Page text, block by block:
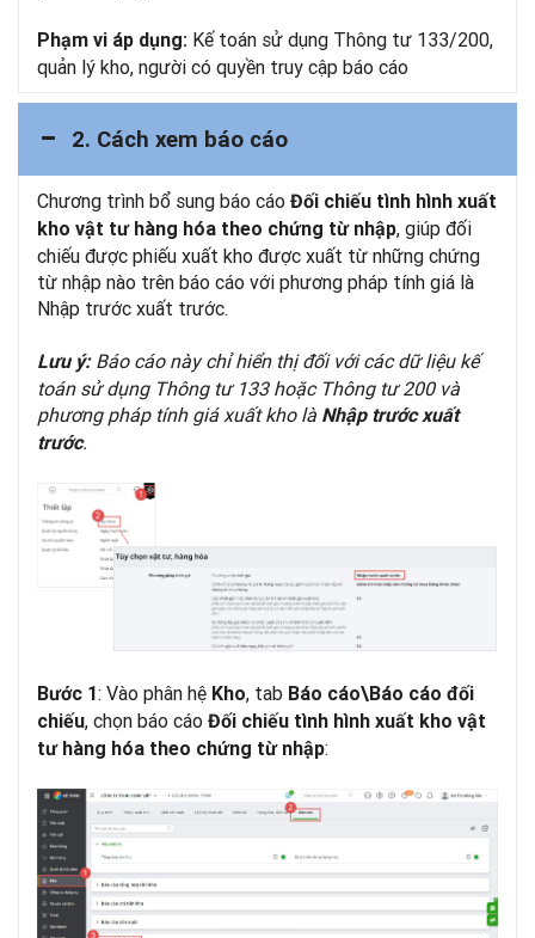
Phạm vi áp dụng: Kế toán sử dụng Thông tư 133/200,
quản lý kho, người có quyền truy cập báo cáo
2. Cách xem báo cáo
Chương trình bổ sung báo cáo Đối chiếu tình hình xuất
kho vật tư hàng hóa theo chứng từ nhập, giúp đối
chiếu được phiếu xuất kho được xuất từ những chứng
từ nhập nào trên báo cáo với phương pháp tính giá là
Nhập trước xuất trước.
Lưu ý:Báo cáo này chỉ hiển thị đối với các dữ liệu kế
toán sử dụng Thông tư 133 hoặc Thông tư 200 và
phương pháp tính giá xuất kho là Nhập trước xuất
trước.
Bước 1: Vào phân hệ Kho, tab Báo cáo\Báo cáo đối
chiếu, chọn báo cáo Đối chiếu tình hình xuất kho vật
tư hàng hóa theo chứng từ nhập: